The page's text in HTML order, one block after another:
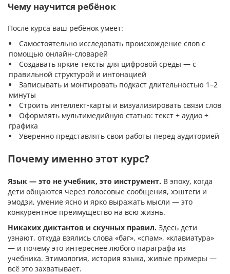
Чему научится ребёнок
После курса ваш ребёнок умеет:
Самостоятельно исследовать происхождение слов с
помощью онлайн-словарей
Создавать яркие тексты для цифровой среды — с
правильной структурой и интонацией
Записывать и монтировать подкаст длительностью 1–2
минуты
Строить интеллект-карты и визуализировать связи слов
Оформлять мультимедийную статью: текст + аудио +
графика
Уверенно представлять свои работы перед аудиторией
Почему именно этот курс?
Язык — это не учебник, это инструмент. В эпоху, когда
дети общаются через голосовые сообщения, хэштеги и
эмодзи, умение ясно и ярко выражать мысли — это
конкурентное преимущество на всю жизнь.
Никаких диктантов и скучных правил. Здесь дети
узнают, откуда взялись слова «баг», «спам», «клавиатура»
— и почему это интереснее любого параграфа из
учебника. Этимология, история языка, живые примеры —
всё это захватывает.